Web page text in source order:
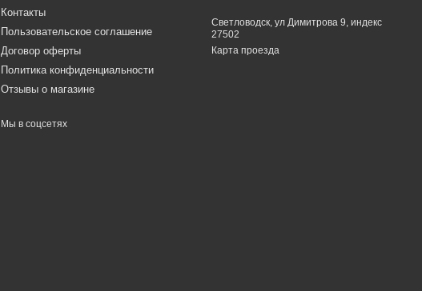
Контакты
Пользовательское соглашение
Договор оферты
Политика конфиденциальности
Отзывы о магазине
Мы в соцсетях
Светловодск, ул Димитрова 9, индекс
27502
Карта проезда